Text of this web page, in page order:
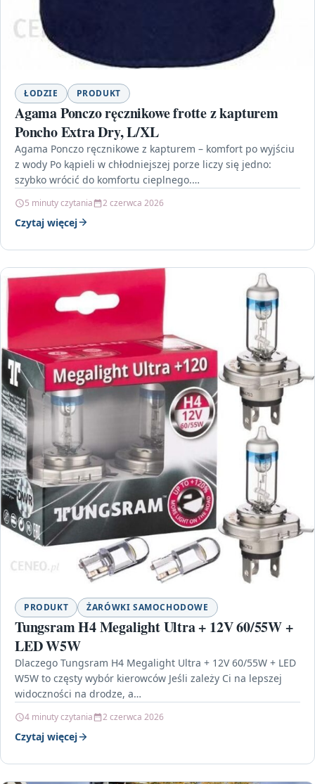
ŁODZIE PRODUKT
Agama Ponczo ręcznikowe frotte z kapturem
Poncho Extra Dry, L/XL
Agama Ponczo ręcznikowe z kapturem – komfort po wyjściu
z wody Po kąpieli w chłodniejszej porze liczy się jedno:
szybko wrócić do komfortu cieplnego.…
5 minuty czytania 2 czerwca 2026
Czytaj więcej
PRODUKT ŻARÓWKI SAMOCHODOWE
Tungsram H4 Megalight Ultra + 12V 60/55W +
LED W5W
Dlaczego Tungsram H4 Megalight Ultra + 12V 60/55W + LED
W5W to częsty wybór kierowców Jeśli zależy Ci na lepszej
widoczności na drodze, a…
4 minuty czytania 2 czerwca 2026
Czytaj więcej